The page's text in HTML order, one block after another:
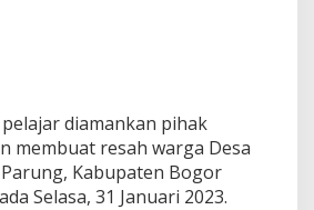
pelajar diamankan pihak
membuat resah warga Desa
Kabupaten Bogor
Selasa, 31 Januari 2023.